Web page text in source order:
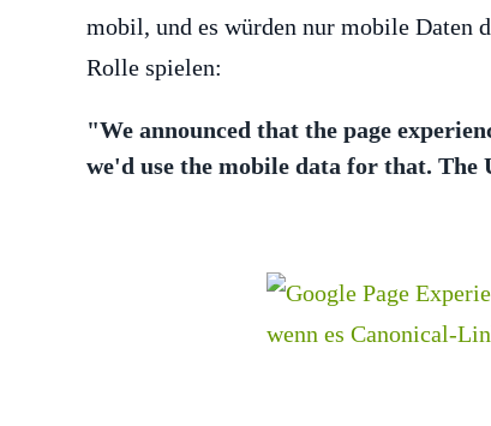
mobil, und es würden nur mobile Daten
Rolle spielen:
"We announced that the page
we'd use the mobile data for that.